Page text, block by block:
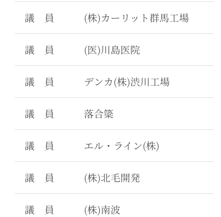
議 員 (株)カーリット群馬工場
議 員 (医)川島医院
議 員 デンカ(株)渋川工場
議 員 落合簗
議 員 エル・ライン(株)
議 員 (株)北毛開発
議 員 (株)南波